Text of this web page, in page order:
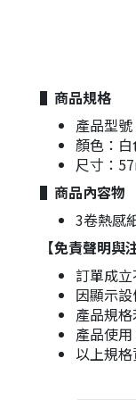
▌商品規格
產品型
顏色：
尺寸：
▌商品內容物
3卷熱感
【免責聲明與
訂單成
因顯示
產品規
產品使
以上規